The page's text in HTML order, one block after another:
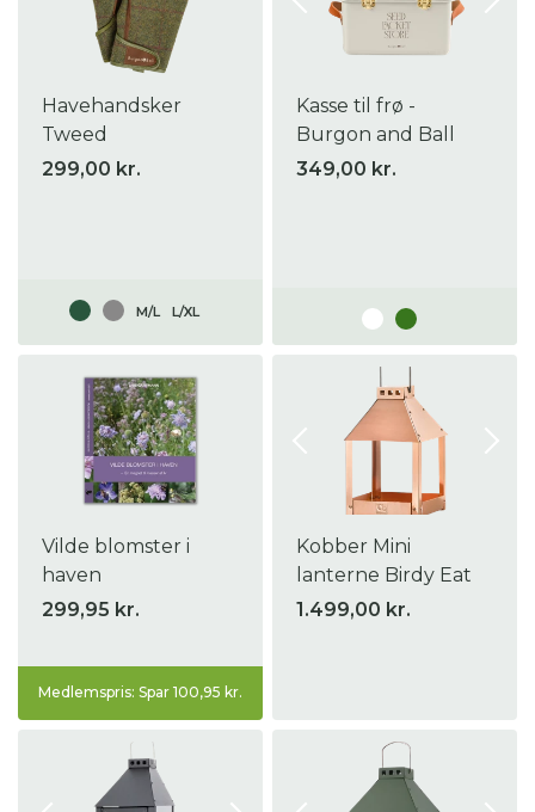
Havehandsker
Tweed
299,00 kr.
M/L L/XL
Kasse til frø -
Burgon and Ball
349,00 kr.
Vilde blomster i
haven
299,95 kr.
Medlemspris: Spar 100,95 kr.
Kobber Mini
lanterne Birdy Eat
1.499,00 kr.